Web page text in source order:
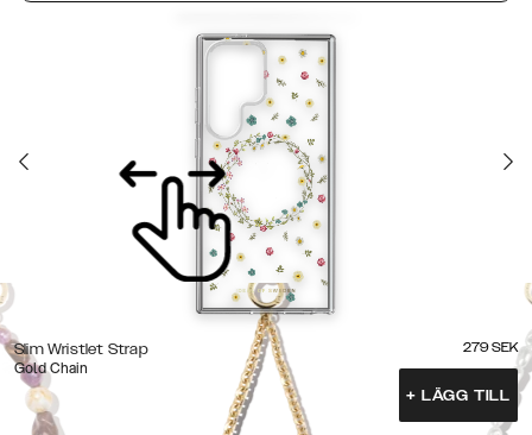
Slim Wristlet Strap
Gold Chain
279 SEK
+ LÄGG TILL